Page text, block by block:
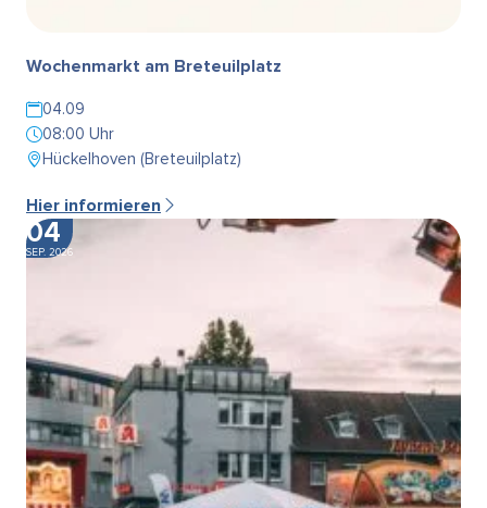
Wochenmarkt am Breteuilplatz
04.09
08:00 Uhr
Hückelhoven (Breteuilplatz)
Hier informieren
04
SEP. 2026